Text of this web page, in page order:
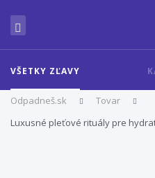
VŠETKY ZĽAVY
Odpadneš.sk
Tovar
Luxusné pleťové rituály pre